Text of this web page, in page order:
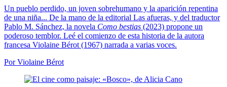
Un pueblo perdido, un joven sobrehumano y la aparición repentina
de una niña... De la mano de la editorial Las afueras, y del traductor
Pablo M. Sánchez, la novela Como bestias (2023) propone un
poderoso temblor. Leé el comienzo de esta historia de la autora
francesa Violaine Bérot (1967) narrada a varias voces.
Por Violaine Bérot